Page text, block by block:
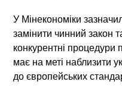
У Мінекономіки
замінити чинний закон
конкурентні процедури
має на меті наблизити
до європейських